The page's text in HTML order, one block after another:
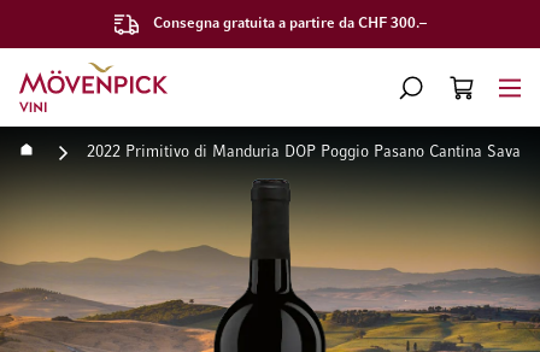
Consegna gratuita a partire da CHF 300.–
Vai alla Home Page
CERCA
CART
Home 2022 Primitivo di Manduria DOP Poggio Pasano Cantina Sava
Vai alla fine della galleria di immagini